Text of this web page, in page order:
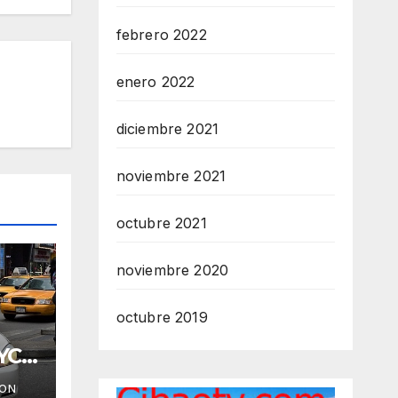
febrero 2022
enero 2022
diciembre 2021
noviembre 2021
octubre 2021
noviembre 2020
octubre 2019